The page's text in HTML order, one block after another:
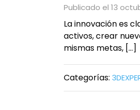
Publicado el 13
La innovación es
activos, crear
mismas metas, […]
Categorías: